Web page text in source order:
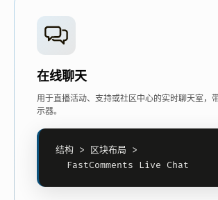
在线聊天
用于直播活动、支持或社区中心的实时聊天室，
示器。
结构 > 区块布局 >
  FastComments Live Chat